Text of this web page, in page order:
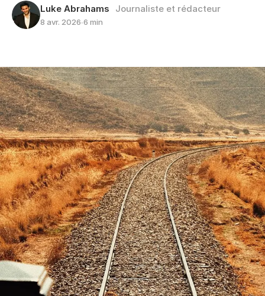
Luke Abrahams Journaliste et rédacteur
8 avr. 2026∙6 min